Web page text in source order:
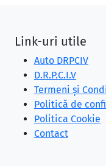
Link-uri utile
Auto DRPCIV
D.R.P.C.I.V
Termeni și
Politică de
Politica Cookie
Contact